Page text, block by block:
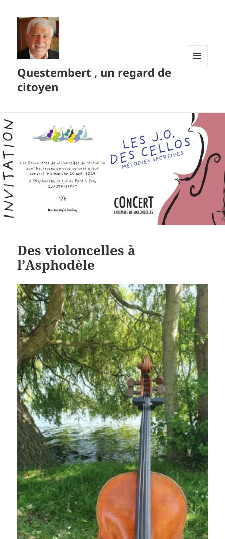
Questembert , un regard de
citoyen
Des violoncelles à
l’Asphodèle